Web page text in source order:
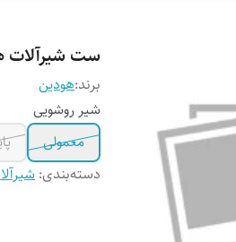
ست شیرآلات
برند:هودین
شیر روشویی
معمولی
دسته‌بندی: